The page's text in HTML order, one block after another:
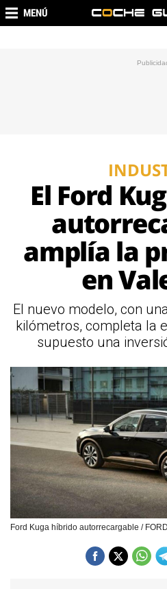
MENÚ
El Ford
amplía la
en
El nuevo modelo, con
kilómetros, completa la
supuesto una
Ford Kuga híbrido autorrecargable / FORD